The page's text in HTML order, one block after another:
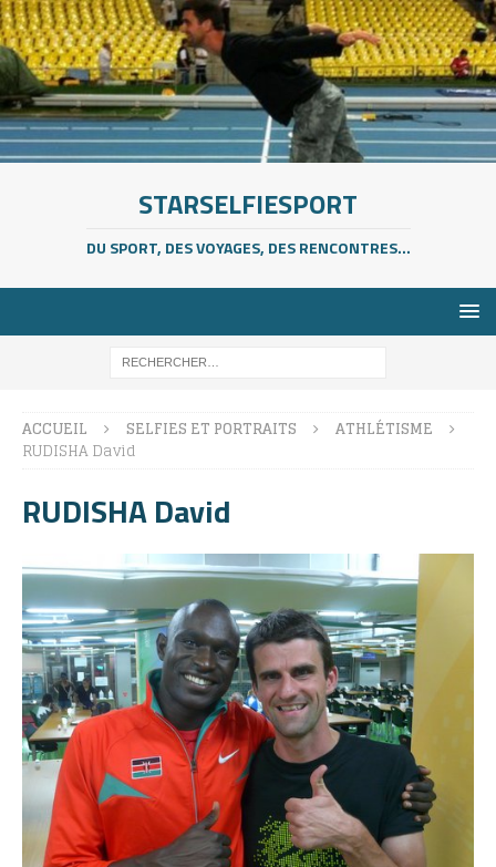
STARSELFIESPORT
DU SPORT, DES VOYAGES, DES RENCONTRES...
ACCUEIL SELFIES ET PORTRAITS
ATHLÉTISME
RUDISHA David
RUDISHA David